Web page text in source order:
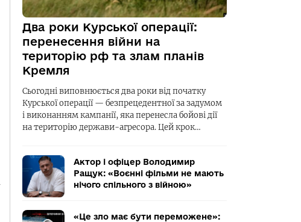
Два роки Курської операції:
перенесення війни на
територію рф та злам планів
Кремля
Сьогодні виповнюється два роки від початку
Курської операції — безпрецедентної за задумом
і виконанням кампанії, яка перенесла бойові дії
на територію держави-агресора. Цей крок…
Актор і офіцер Володимир
Ращук: «Воєнні фільми не мають
нічого спільного з війною»
«Це зло має бути переможене»: